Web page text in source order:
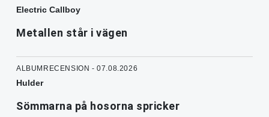
Electric Callboy
Metallen står i vägen
ALBUMRECENSION - 07.08.2026
Hulder
Sömmarna på hosorna spricker